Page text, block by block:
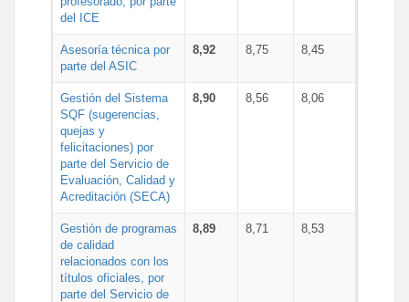
del ICE
Asesoría técnica por
parte del ASIC
8,92 8,75 8,45
Gestión del Sistema
SQF (sugerencias,
quejas y
felicitaciones) por
parte del Servicio de
Evaluación, Calidad y
Acreditación (SECA)
8,90 8,56 8,06
Gestión de programas
de calidad
relacionados con los
títulos oficiales, por
parte del Servicio de
8,89 8,71 8,53